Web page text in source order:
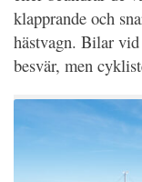
klapprande och
hästvagn. Bilar
besvär, men